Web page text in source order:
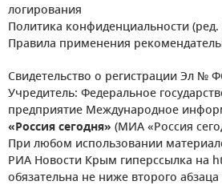
логирования
Политика конфиденциальности (ред.
Правила применения
Свидетельство о регистрации Эл №
Учредитель: Федеральное
предприятие Международное
«Россия сегодня» (МИА «Россия
При любом использовании
РИА Новости Крым гиперссылка на
обязательна не ниже второго абзаца